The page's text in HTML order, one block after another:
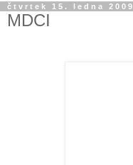
čtvrtek 15. ledna 2009
MDCI